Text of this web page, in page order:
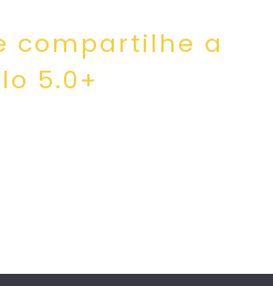
compartilhe a
5.0+